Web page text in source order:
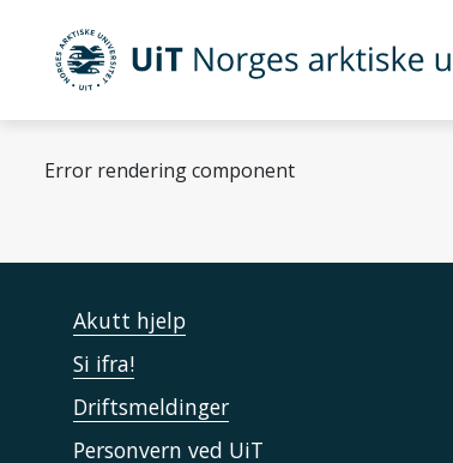
Gå til hovedinnhold
UiT Norges arktiske universitet
Error rendering component
Akutt hjelp
Si ifra!
Driftsmeldinger
Personvern ved UiT